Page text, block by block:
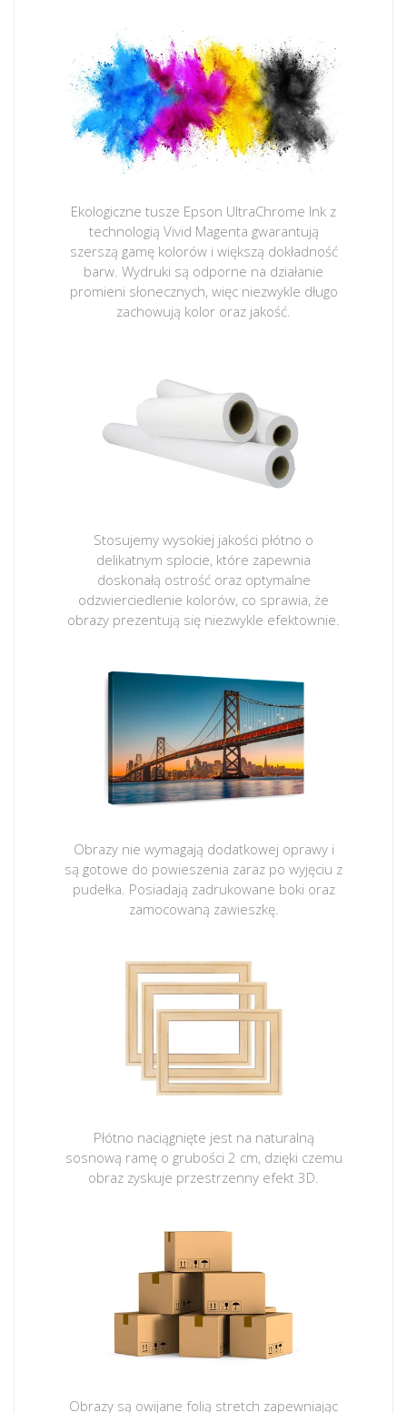
Ekologiczne tusze Epson UltraChrome Ink z
technologią Vivid Magenta gwarantują
szerszą gamę kolorów i większą dokładność
barw. Wydruki są odporne na działanie
promieni słonecznych, więc niezwykle długo
zachowują kolor oraz jakość.
Stosujemy wysokiej jakości płótno o
delikatnym splocie, które zapewnia
doskonałą ostrość oraz optymalne
odzwierciedlenie kolorów, co sprawia, że
obrazy prezentują się niezwykle efektownie.
Obrazy nie wymagają dodatkowej oprawy i
są gotowe do powieszenia zaraz po wyjęciu z
pudełka. Posiadają zadrukowane boki oraz
zamocowaną zawieszkę.
Płótno naciągnięte jest na naturalną
sosnową ramę o grubości 2 cm, dzięki czemu
obraz zyskuje przestrzenny efekt 3D.
Obrazy są owijane folią stretch zapewniając